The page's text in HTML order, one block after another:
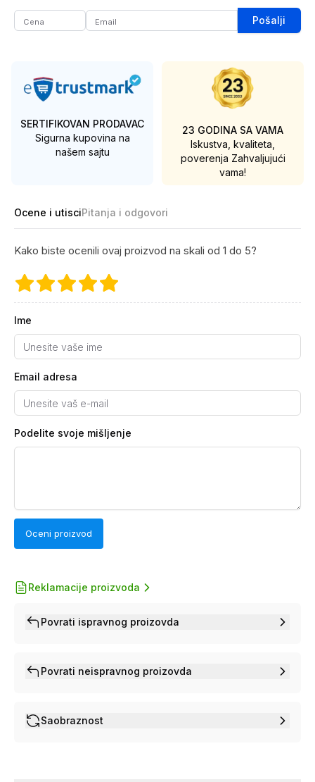
Pošalji
SERTIFIKOVAN PRODAVAC
Sigurna kupovina na
našem sajtu
23 GODINA SA VAMA
Iskustva, kvaliteta,
poverenja Zahvaljujući
vama!
Ocene i utisciPitanja i odgovori
Kako biste ocenili ovaj proizvod na skali od 1 do 5?
Ime
Email adresa
Podelite svoje mišljenje
Oceni proizvod
Reklamacije proizvoda
Povrati ispravnog proizovda
Povrati neispravnog proizovda
Saobraznost